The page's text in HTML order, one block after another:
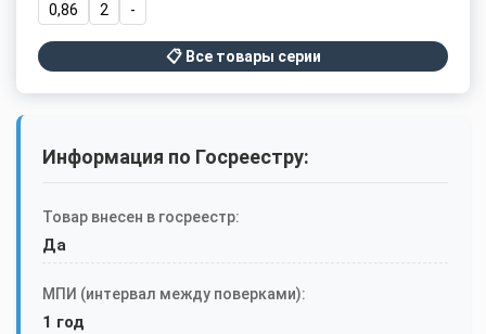
0,86 2 -
📋 Все товары серии
Информация по Госреестру:
Товар внесен в госреестр:
Да
МПИ (интервал между поверками):
1 год